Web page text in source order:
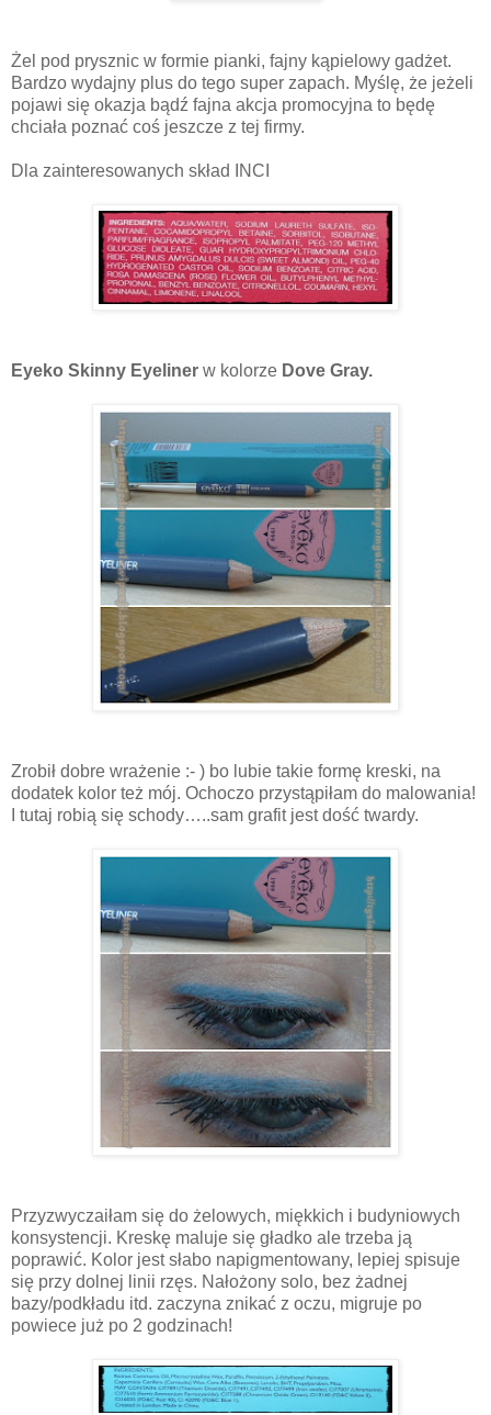
Żel pod prysznic w formie pianki, fajny kąpielowy gadżet.
Bardzo wydajny plus do tego super zapach. Myślę, że jeżeli
pojawi się okazja bądź fajna akcja promocyjna to będę
chciała poznać coś jeszcze z tej firmy.
Dla zainteresowanych skład INCI
Eyeko Skinny Eyeliner w kolorze Dove Gray.
Zrobił dobre wrażenie :- ) bo lubie takie formę kreski, na
dodatek kolor też mój. Ochoczo przystąpiłam do malowania!
I tutaj robią się schody…..sam grafit jest dość twardy.
Przyzwyczaiłam się do żelowych, miękkich i budyniowych
konsystencji. Kreskę maluje się gładko ale trzeba ją
poprawić. Kolor jest słabo napigmentowany, lepiej spisuje
się przy dolnej linii rzęs. Nałożony solo, bez żadnej
bazy/podkładu itd. zaczyna znikać z oczu, migruje po
powiece już po 2 godzinach!